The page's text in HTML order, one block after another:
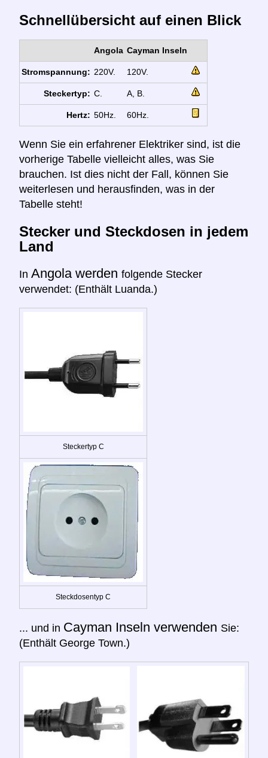
Schnellübersicht auf einen Blick
Angola Cayman Inseln
Stromspannung: 220V. 120V.
Steckertyp: C. A, B.
Hertz: 50Hz. 60Hz.
Wenn Sie ein erfahrener Elektriker sind, ist die
vorherige Tabelle vielleicht alles, was Sie
brauchen. Ist dies nicht der Fall, können Sie
weiterlesen und herausfinden, was in der
Tabelle steht!
Stecker und Steckdosen in jedem
Land
In Angola werden folgende Stecker
verwendet: (Enthält Luanda.)
Steckertyp C
Steckdosentyp C
... und in Cayman Inseln verwenden Sie:
(Enthält George Town.)